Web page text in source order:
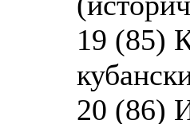
19 (85)
20 (86)